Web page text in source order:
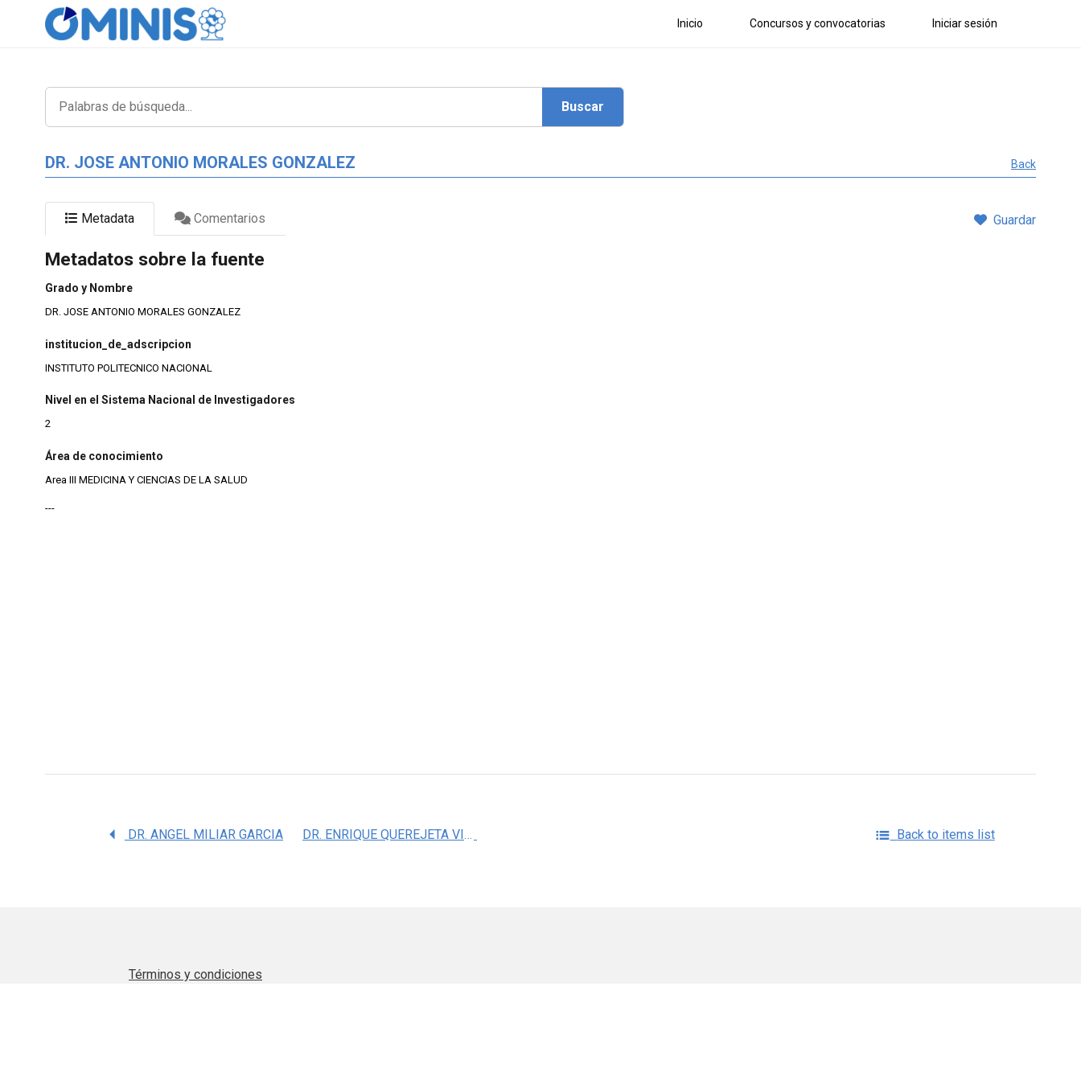
Inicio Concursos y convocatorias Iniciar sesión
DR. JOSE ANTONIO MORALES GONZALEZ Back
Metadata Comentarios Guardar
Metadatos sobre la fuente
Grado y Nombre
DR. JOSE ANTONIO MORALES GONZALEZ
institucion_de_adscripcion
INSTITUTO POLITECNICO NACIONAL
Nivel en el Sistema Nacional de Investigadores
2
Área de conocimiento
Area III MEDICINA Y CIENCIAS DE LA SALUD
---
DR. ANGEL MILIAR GARCIA DR. ENRIQUE QUEREJETA VILLAGOMEZ Back to items list
Términos y condiciones